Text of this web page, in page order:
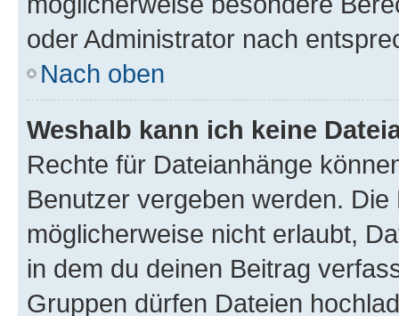
oder Administrator nach
Nach oben
Weshalb kann ich keine
Rechte für Dateianhänge
Benutzer vergeben werden.
möglicherweise nicht erlaubt,
in dem du deinen Beitrag
Gruppen dürfen Dateien